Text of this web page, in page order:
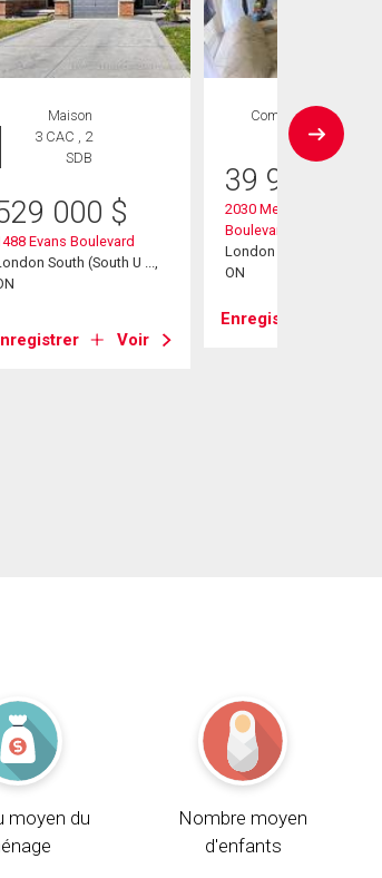
Maison
3 CAC , 2
SDB
000 $
Evans Boulevard
South (South U ...,
Voir
Commercial
1 SDB
39 999
2030 Meadowgate
Boulevard
London South (South U ...,
ON
Enregistrer
moyen du
Nombre moyen
d'enfants